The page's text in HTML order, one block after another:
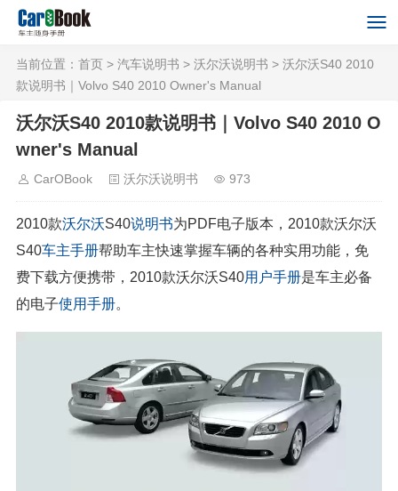
当前位置： 首页 > 汽车说明书 > 沃尔沃说明书 > 沃尔沃S40 2010
款说明书｜Volvo S40 2010 Owner's Manual
沃尔沃S40 2010款说明书｜Volvo S40 2010 O
wner's Manual
CarOBook 沃尔沃说明书 973
2010款沃尔沃S40说明书为PDF电子版本，2010款沃尔沃
S40车主手册帮助车主快速掌握车辆的各种实用功能，免
费下载方便携带，2010款沃尔沃S40用户手册是车主必备
的电子使用手册。